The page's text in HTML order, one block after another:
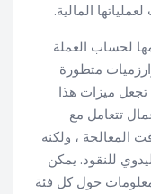
المالية.
لحساب العملة
متطورة
ميزات هذا
تتعامل مع
المعالجة ، ولكنه
للنقود. يمكن
حول كل فئة